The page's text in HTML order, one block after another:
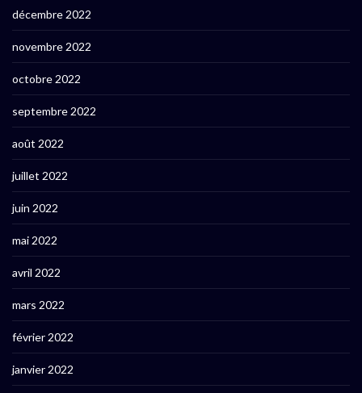
décembre 2022
novembre 2022
octobre 2022
septembre 2022
août 2022
juillet 2022
juin 2022
mai 2022
avril 2022
mars 2022
février 2022
janvier 2022